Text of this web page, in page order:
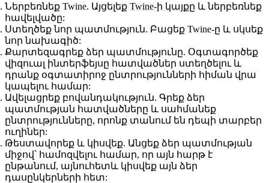
Ներբեռնեք Twine. Այցելեք Twine-ի կայքը և ներբեռնեք
հավելվածը:
Ստեղծեք նոր պատմություն. Բացեք Twine-ը և սկսեք
նոր նախագիծ:
Քարտեզագրեք ձեր պատմությունը. Օգտագործեք
վիզուալ ինտերֆեյսը հատվածներ ստեղծելու և
դրանք օգտատիրոջ ընտրությունների հիման վրա
կապելու համար:
Ավելացրեք բովանդակություն. Գրեք ձեր
պատմության հատվածները և սահմանեք
ընտրությունները, որոնք տանում են դեպի տարբեր
ուղիներ:
Թեստավորեք և կիսվեք. Անցեք ձեր պատմության
միջով՝ համոզվելու համար, որ այն հարթ է
ընթանում, այնուհետև կիսվեք այն ձեր
դասընկերների հետ: